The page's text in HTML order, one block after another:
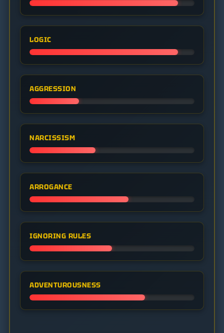
LOGIC
AGGRESSION
NARCISSISM
ARROGANCE
IGNORING RULES
ADVENTUROUSNESS